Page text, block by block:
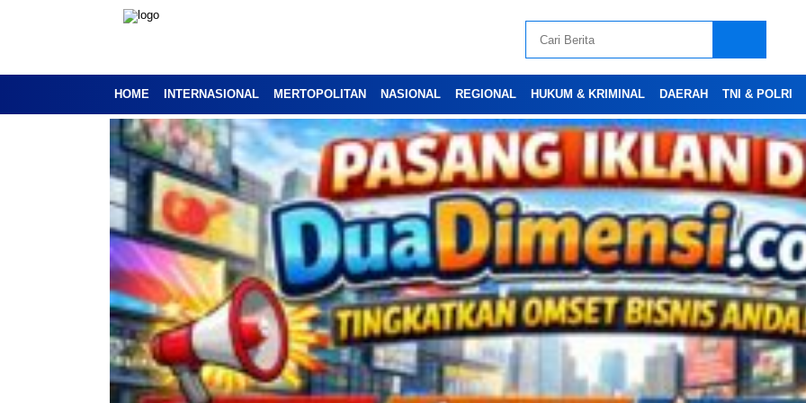
HOME INTERNASIONAL MERTOPOLITAN NASIONAL REGIONAL HUKUM & KRIMINAL DAERAH TNI & POLRI
Advertesment